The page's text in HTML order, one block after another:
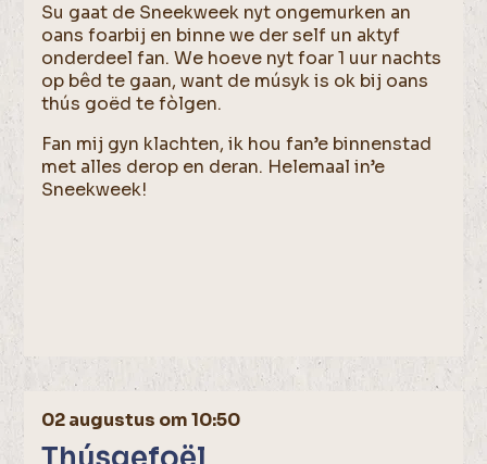
Su gaat de Sneekweek nyt ongemurken an
oans foarbij en binne we der self un aktyf
onderdeel fan. We hoeve nyt foar 1 uur nachts
op bêd te gaan, want de músyk is ok bij oans
thús goëd te fòlgen.
Fan mij gyn klachten, ik hou fan’e binnenstad
met alles derop en deran. Helemaal in’e
Sneekweek!
02 augustus om 10:50